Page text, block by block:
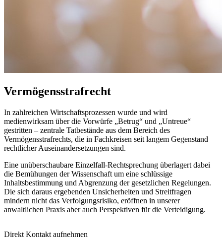
Vermögensstrafrecht
In zahlreichen Wirtschaftsprozessen wurde und wird
medienwirksam über die Vorwürfe „Betrug“ und „Untreue“
gestritten – zentrale Tatbestände aus dem Bereich des
Vermögensstrafrechts, die in Fachkreisen seit langem Gegenstand
rechtlicher Auseinandersetzungen sind.
Eine unüberschaubare Einzelfall-Rechtsprechung überlagert dabei
die Bemühungen der Wissenschaft um eine schlüssige
Inhaltsbestimmung und Abgrenzung der gesetzlichen Regelungen.
Die sich daraus ergebenden Unsicherheiten und Streitfragen
mindern nicht das Verfolgungsrisiko, eröffnen in unserer
anwaltlichen Praxis aber auch Perspektiven für die Verteidigung.
Direkt Kontakt aufnehmen